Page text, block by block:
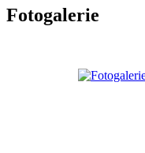
Fotogalerie